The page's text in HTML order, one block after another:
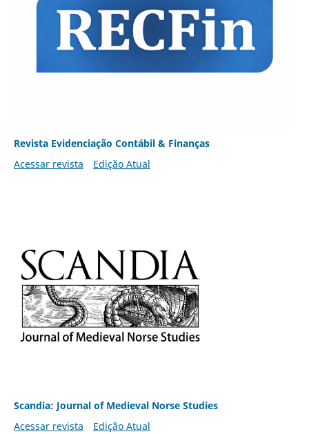
Revista Evidenciação Contábil & Finanças
Acessar revista
Edição Atual
Scandia: Journal of Medieval Norse Studies
Acessar revista
Edição Atual